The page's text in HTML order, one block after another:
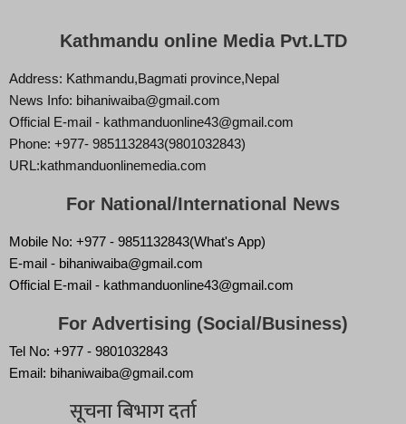
Kathmandu online Media Pvt.LTD
Address: Kathmandu,Bagmati province,Nepal
News Info: bihaniwaiba@gmail.com
Official E-mail - kathmanduonline43@gmail.com
Phone: +977- 9851132843(9801032843)
URL:kathmanduonlinemedia.com
For National/International News
Mobile No: +977 - 9851132843(What's App)
E-mail - bihaniwaiba@gmail.com
Official E-mail - kathmanduonline43@gmail.com
For Advertising (Social/Business)
Tel No: +977 - 9801032843
Email: bihaniwaiba@gmail.com
सूचना बिभाग दर्ता